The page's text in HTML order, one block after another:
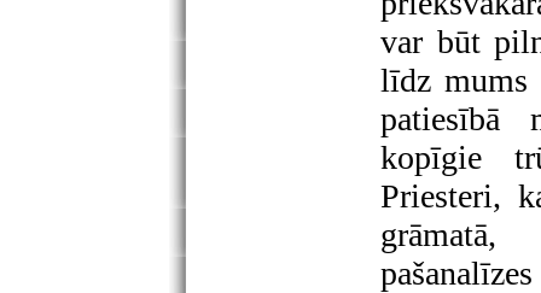
var būt
līdz mums
patiesībā
kopīgie
Priesteri,